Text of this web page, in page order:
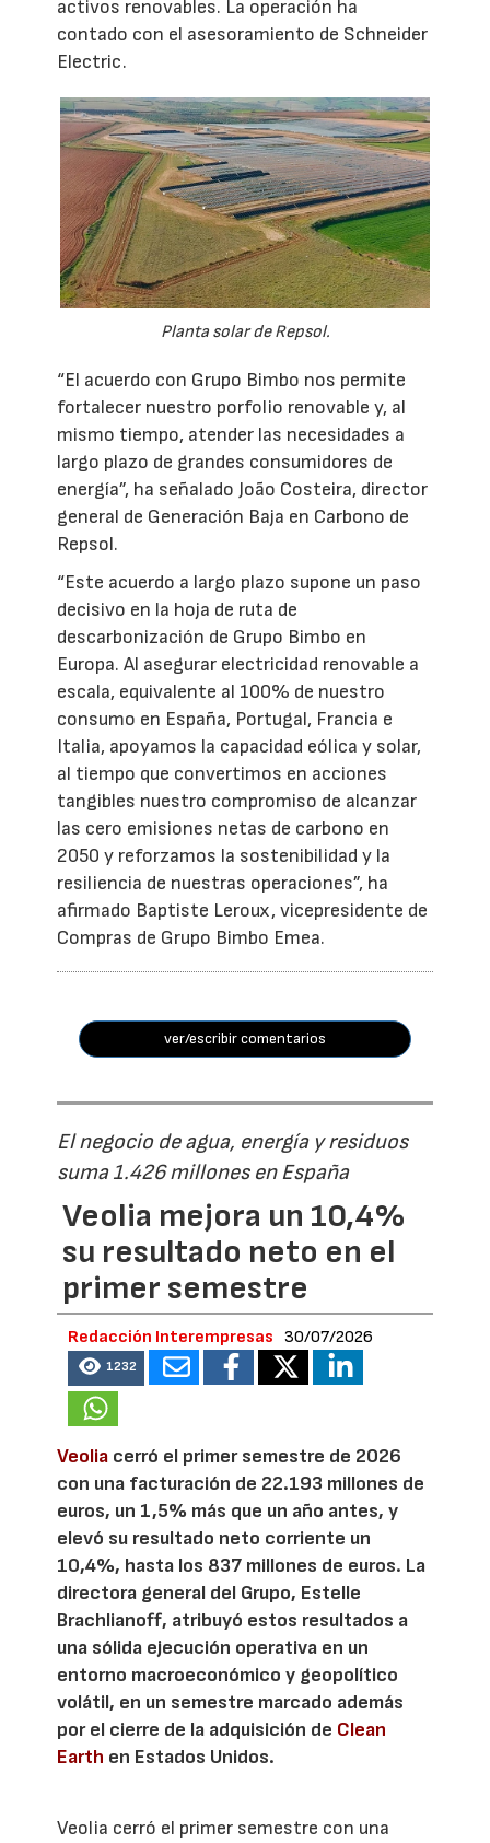
activos renovables. La operación ha
contado con el asesoramiento de Schneider
Electric.
Planta solar de Repsol.
“El acuerdo con Grupo Bimbo nos permite
fortalecer nuestro porfolio renovable y, al
mismo tiempo, atender las necesidades a
largo plazo de grandes consumidores de
energía”, ha señalado João Costeira, director
general de Generación Baja en Carbono de
Repsol.
“Este acuerdo a largo plazo supone un paso
decisivo en la hoja de ruta de
descarbonización de Grupo Bimbo en
Europa. Al asegurar electricidad renovable a
escala, equivalente al 100% de nuestro
consumo en España, Portugal, Francia e
Italia, apoyamos la capacidad eólica y solar,
al tiempo que convertimos en acciones
tangibles nuestro compromiso de alcanzar
las cero emisiones netas de carbono en
2050 y reforzamos la sostenibilidad y la
resiliencia de nuestras operaciones”, ha
afirmado Baptiste Leroux, vicepresidente de
Compras de Grupo Bimbo Emea.
ver/escribir comentarios
El negocio de agua, energía y residuos
suma 1.426 millones en España
Veolia mejora un 10,4%
su resultado neto en el
primer semestre
Redacción Interempresas 30/07/2026
1232
Veolia cerró el primer semestre de 2026
con una facturación de 22.193 millones de
euros, un 1,5% más que un año antes, y
elevó su resultado neto corriente un
10,4%, hasta los 837 millones de euros. La
directora general del Grupo, Estelle
Brachlianoff, atribuyó estos resultados a
una sólida ejecución operativa en un
entorno macroeconómico y geopolítico
volátil, en un semestre marcado además
por el cierre de la adquisición de Clean
Earth en Estados Unidos.
Veolia cerró el primer semestre con una